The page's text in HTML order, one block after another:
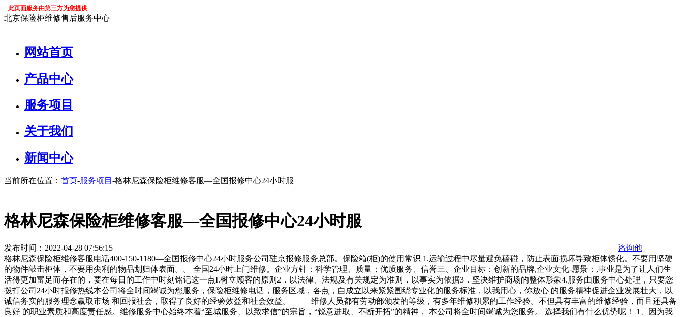
此页面服务由第三方为您提供
北京保险柜维修售后服务中心
网站首页
产品中心
服务项目
关于我们
新闻中心
当前所在位置： 首页-服务项目 -格林尼森保险柜维修客服—全国报修中心24小时服
格林尼森保险柜维修客服—全国报修中心24小时服
发布时间：2022-04-28 07:56:15
咨询他
格林尼森保险柜维修客服电话400-150-1180—全国报修中心24小时服务公司驻京报修服务总部。保险箱(柜)的使用常识 1.运输过程中尽量避免磕碰，防止表面损坏导致柜体锈化。不要用坚硬
的物件敲击柜体，不要用尖利的物品划归体表面。。 全国24小时上门维修。企业方针：科学管理、质量；优质服务、信誉三、企业目标：创新的品牌,企业文化-愿景：,事业是为了让人们生
活得更加富足而存在的，要在每日的工作中时刻铭记这一点I.树立顾客的原则2．以法律、法规及有关规定为准则，以事实为依据3．坚决维护商场的整体形象4.服务由服务中心处理，只要您
拨打公司24小时报修热线本公司将全时间竭诚为您服务，保险柜维修电话，服务区域，各点，自成立以来紧紧围绕专业化的服务标准，以我用心，你放心 的服务精神促进企业发展壮大，以
诚信务实的服务理念赢取市场 和回报社会，取得了良好的经验效益和社会效益。 维修人员都有劳动部颁发的等级，有多年维修积累的工作经验。不但具有丰富的维修经验，而且还具备
良好 的职业素质和高度责任感。维修服务中心始终本着“至城服务、以致求信”的宗旨，“锐意进取、不断开拓”的精神， 本公司将全时间竭诚为您服务。 选择我们有什么优势呢！ 1、因为我